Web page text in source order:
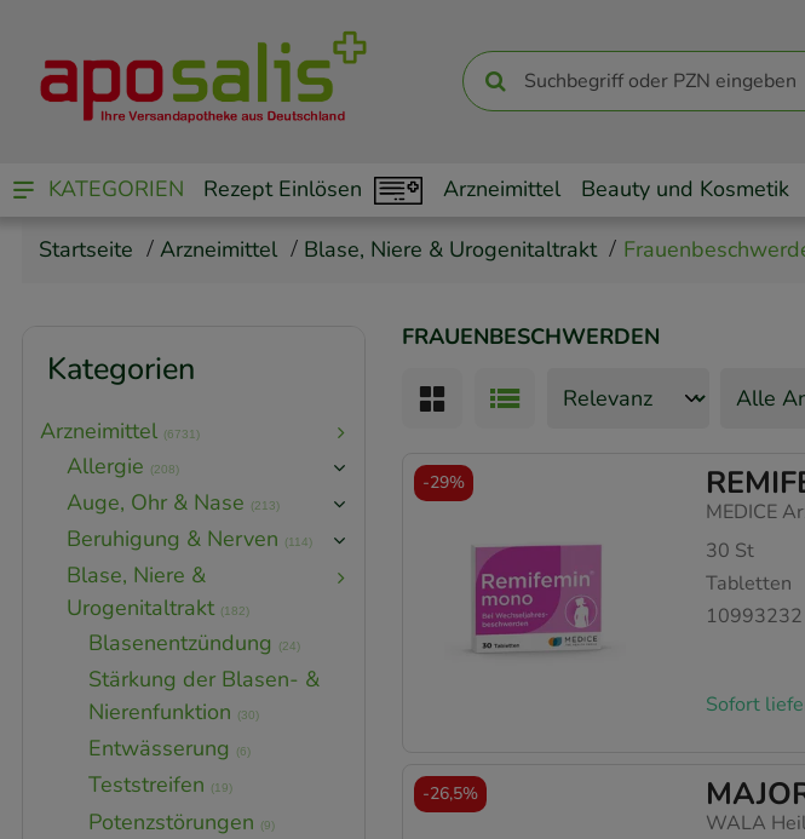
KATEGORIEN Rezept Einlösen Arzneimittel Beauty und Kosmetik
Startseite Arzneimittel Blase, Niere & Urogenitaltrakt
FRAUENBESCHWERDEN
MEDICE
30 St
Tabletten
10993232
Sofort
-29%
WALA
-26,5%
Kategorien
Arzneimittel (6731)
Allergie (208)
Auge, Ohr & Nase (213)
Beruhigung & Nerven (114)
Blase, Niere &
Urogenitaltrakt (182)
Blasenentzündung (24)
Stärkung der Blasen- &
Nierenfunktion
(30)
Entwässerung (6)
Teststreifen (19)
Potenzstörungen (9)